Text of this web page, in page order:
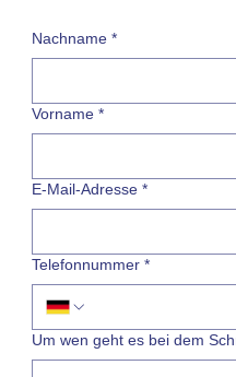
Nachname *
Vorname *
E-Mail-Adresse *
Telefonnummer *
Um wen geht es bei dem